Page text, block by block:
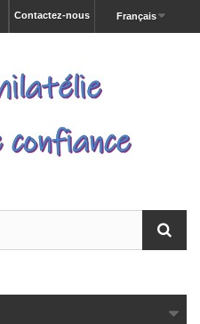
Français
Contactez-nous